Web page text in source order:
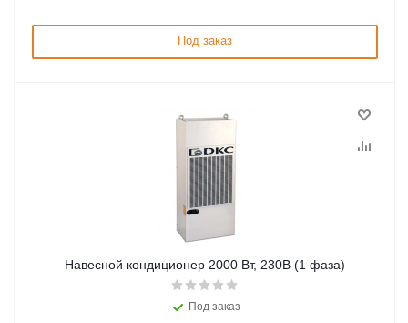
Под заказ
Навесной кондиционер 2000 Вт, 230В (1 фаза)
Под заказ